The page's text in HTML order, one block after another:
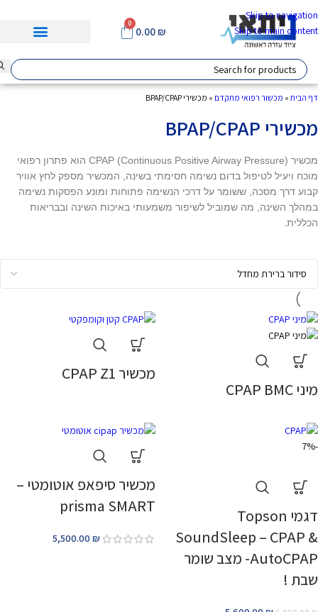
Skip to navigation
Skip to main content
0.00 ₪
0
דף הבית » מכשור רפואי מתקדם » מכשירי BPAP/CPAP
מכשירי BPAP/CPAP
מכשיר CPAP (Continuous Positive Airway Pressure) הוא פתרון רפואי
מוכח ויעיל לטיפול בדום נשימה חסימתי בשינה, המכשיר מספק לחץ אוויר
קבוע דרך מסכה, ששומר על דרכי הנשימה פתוחות ומונע הפסקות נשימה
במהלך השינה, מה שמוביל לשיפור משמעותי באיכות השינה ובבריאות
הכללית.
מיני CPAP BMC
מכשיר CPAP Z1
-7%
דגמי Topson
SoundSleep – CPAP &
AutoCPAP- מצב שומר
שבת !
מכשיר סיפאפ אוטומטי –
prisma SMART
5,500.00 ₪